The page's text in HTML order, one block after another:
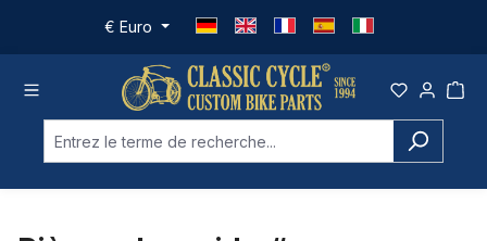
Passer au contenu principal
€ Euro